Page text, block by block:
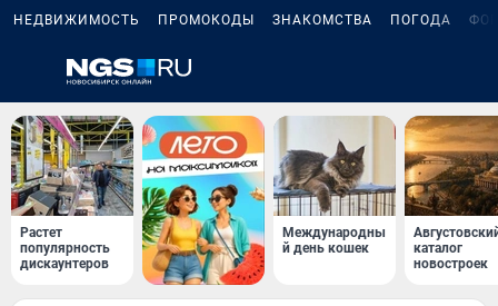
НЕДВИЖИМОСТЬ ПРОМОКОДЫ ЗНАКОМСТВА ПОГОДА
Растет
популярность
дискаунтеров
Международны
й день кошек
каталог
новостроек